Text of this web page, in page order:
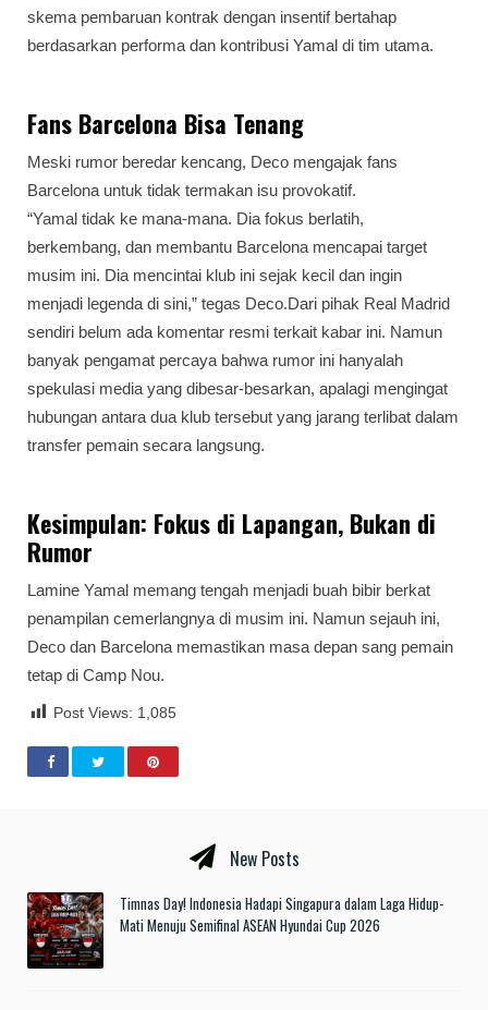
skema pembaruan kontrak dengan insentif bertahap
berdasarkan performa dan kontribusi Yamal di tim utama.
Fans Barcelona Bisa Tenang
Meski rumor beredar kencang, Deco mengajak fans
Barcelona untuk tidak termakan isu provokatif.
“Yamal tidak ke mana-mana. Dia fokus berlatih,
berkembang, dan membantu Barcelona mencapai target
musim ini. Dia mencintai klub ini sejak kecil dan ingin
menjadi legenda di sini,” tegas Deco.Dari pihak Real Madrid
sendiri belum ada komentar resmi terkait kabar ini. Namun
banyak pengamat percaya bahwa rumor ini hanyalah
spekulasi media yang dibesar-besarkan, apalagi mengingat
hubungan antara dua klub tersebut yang jarang terlibat dalam
transfer pemain secara langsung.
Kesimpulan: Fokus di Lapangan, Bukan di
Rumor
Lamine Yamal memang tengah menjadi buah bibir berkat
penampilan cemerlangnya di musim ini. Namun sejauh ini,
Deco dan Barcelona memastikan masa depan sang pemain
tetap di Camp Nou.
Post Views: 1,085
New Posts
Timnas Day! Indonesia Hadapi Singapura dalam Laga Hidup-
Mati Menuju Semifinal ASEAN Hyundai Cup 2026